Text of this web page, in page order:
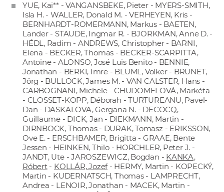
YUE, Kai** - VANGANSBEKE, Pieter - MYERS-SMITH,
Isla H. - WALLER, Donald M. - VERHEYEN, Kris -
BERNHARDT-ROMERMANN, Markus - BAETEN,
Lander - STAUDE, Ingmar R. - BJORKMAN, Anne D. -
HÉDL, Radim - ANDREWS, Christopher - BARNI,
Elena - BECKER, Thomas - BECKER-SCARPITTA,
Antoine - ALONSO, José Luis Benito - BENNIE,
Jonathan - BERKI, Imre - BLUML, Volker - BRUNET,
Jörg - BULLOCK, James M. - VAN CALSTER, Hans -
CARBOGNANI, Michele - CHUDOMELOVÁ, Markéta
- CLOSSET-KOPP, Déborah - TURTUREANU, Pavel-
Dan - DASKALOVA, Gergana N. - DECOCQ,
Guillaume - DICK, Jan - DIEKMANN, Martin -
DIRNBOCK, Thomas - DURAK, Tomasz - ERIKSSON,
Ove E. - ERSCHBAMER, Brigitta - GRAAE, Bente
Jessen - HEINKEN, Thilo - HORCHLER, Peter J. -
JANDT, Ute - JAROSZEWICZ, Bogdan - KANKA,
Róbert- KOLLÁR, Jozef- HERMY, Martin - KOPECKÝ,
Martin - KUDERNATSCH, Thomas - LAMPRECHT,
Andrea - LENOIR, Jonathan - MACEK, Martin -